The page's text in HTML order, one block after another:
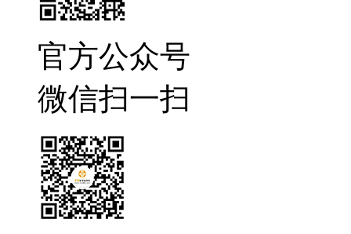
官方公众号
微信扫一扫